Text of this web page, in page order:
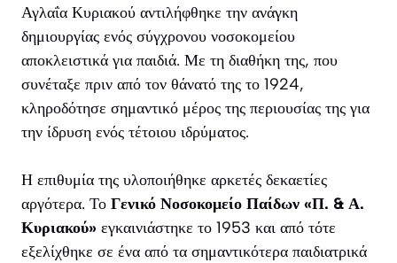
Αγλαΐα Κυριακού αντιλήφθηκε την ανάγκη
δημιουργίας ενός σύγχρονου νοσοκομείου
αποκλειστικά για παιδιά. Με τη διαθήκη της, που
συνέταξε πριν από τον θάνατό της το 1924,
κληροδότησε σημαντικό μέρος της περιουσίας της για
την ίδρυση ενός τέτοιου ιδρύματος.
Η επιθυμία της υλοποιήθηκε αρκετές δεκαετίες
αργότερα. Το Γενικό Νοσοκομείο Παίδων «Π. & Α.
Κυριακού» εγκαινιάστηκε το 1953 και από τότε
εξελίχθηκε σε ένα από τα σημαντικότερα παιδιατρικά